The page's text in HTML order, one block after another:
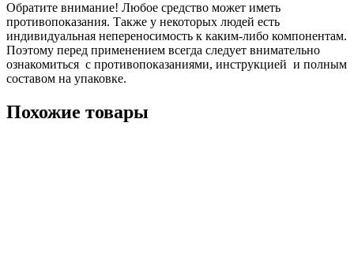
Обратите внимание! Любое средство может иметь
противопоказания. Также у некоторых людей есть
индивидуальная непереносимость к каким-либо компонентам.
Поэтому перед применением всегда следует внимательно
ознакомиться с противопоказаниями, инструкцией и полным
составом на упаковке.
Похожие товары